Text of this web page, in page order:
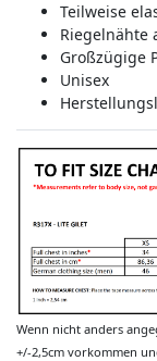
Teilweise
Riegelnähte
Großzügige
Unisex
Wenn nicht anders
+/-2,5cm vorkommen